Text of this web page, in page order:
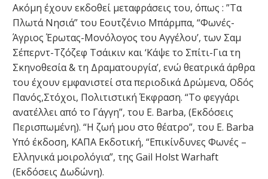
Ακόμη έχουν εκδοθεί μεταφράσεις του, όπως : ”Τα
Πλωτά Νησιά” του Εουτζένιο Μπάρμπα, “Φωνές-
Άγριος Έρωτας-Μονόλογος του Αγγέλου’, των Σαμ
Σέπερντ-Τζόζεφ Τσάικιν και ‘Κάψε το Σπίτι-Για τη
Σκηνοθεσία & τη Δραματουργία’, ενώ θεατρικά άρθρα
του έχουν εμφανιστεί στα περιοδικά Δρώμενα, Οδός
Πανός,Στόχοι, Πολιτιστική Έκφραση. “Το φεγγάρι
ανατέλλει από το Γάγγη”, του E. Barba, (Εκδόσεις
Περισπωμένη). “H ζωή μου στο θέατρο”, του Ε. Barba
Υπό έκδοση, ΚΑΠΑ Εκδοτική, “Επικίνδυνες Φωνές –
Ελληνικά μοιρολόγια”, της Gail Holst Warhaft
(Εκδόσεις Δωδώνη).